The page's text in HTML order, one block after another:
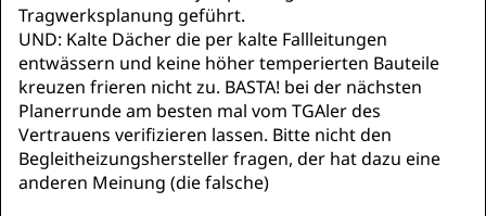
Tragwerksplanung geführt.
UND: Kalte Dächer die per kalte Fallleitungen
entwässern und keine höher temperierten Bauteile
kreuzen frieren nicht zu. BASTA! bei der nächsten
Planerrunde am besten mal vom TGAler des
Vertrauens verifizieren lassen. Bitte nicht den
Begleitheizungshersteller fragen, der hat dazu eine
anderen Meinung (die falsche)